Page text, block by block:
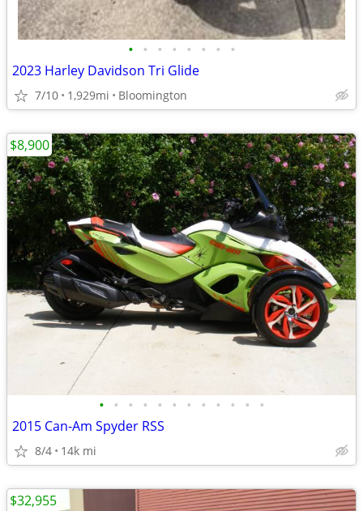
• • • • • • • •
2023 Harley Davidson Tri Glide
7/10 1,929mi Bloomington
• • • • • • • • • • • •
2015 Can-Am Spyder RSS
8/4 14k mi
$8,900
$32,955